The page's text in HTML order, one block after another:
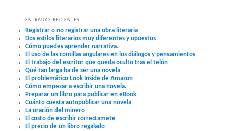
ENTRADAS RECIENTES
Registrar o no registrar una obra literaria
Dos estilos literarios muy diferentes y opuestos
Cómo puedes aprender narrativa.
El uso de las comillas angulares en los diálogos y pensamientos
El trabajo del escritor que queda oculto tras el telón
Qué tan larga ha de ser una novela
El problemático Look Inside de Amazon
Cómo empezar a escribir una novela.
Preparar un libro para publicar en eBook
Cuánto cuesta autopublicar una novela
La oración del minero
El costo de escribir correctamete
El precio de un libro regalado